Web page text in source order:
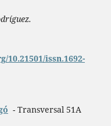
10.21501/issn.1692-
- Transversal 51A